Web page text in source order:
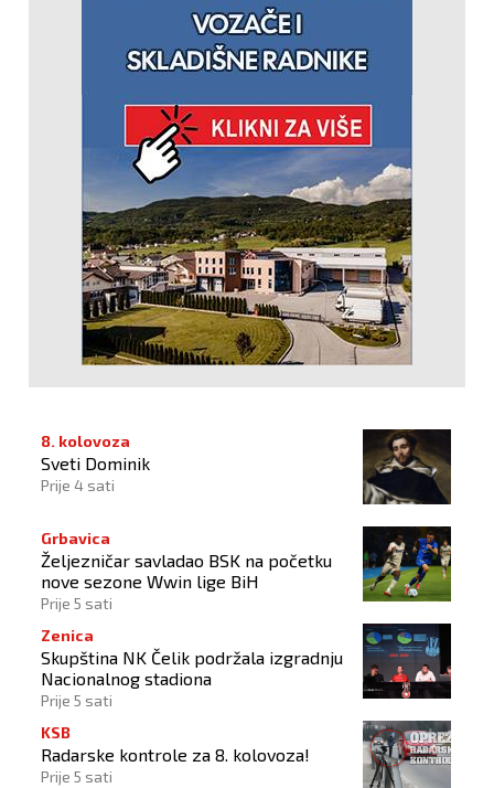
8. kolovoza
Sveti Dominik
Prije 4 sati
Grbavica
Željezničar savladao BSK na početku
nove sezone Wwin lige BiH
Prije 5 sati
Zenica
Skupština NK Čelik podržala izgradnju
Nacionalnog stadiona
Prije 5 sati
KSB
Radarske kontrole za 8. kolovoza!
Prije 5 sati